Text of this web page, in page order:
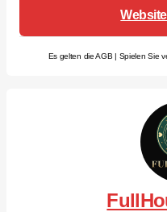
Es gelten die AGB | Spielen Sie